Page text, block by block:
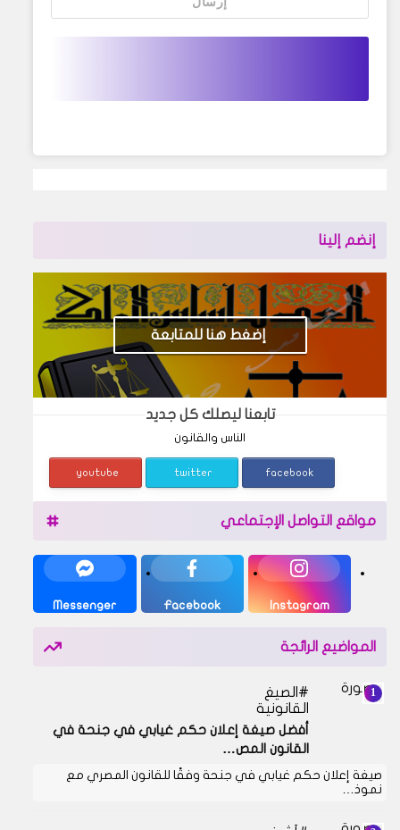
إنضم إلينا
إضغط هنا للمتابعة
تابعنا ليصلك كل جديد
الناس والقانون
facebook
twitter
youtube
مواقع التواصل الإجتماعي
Instagram
Facebook
Messenger
المواضيع الرائجة
الصيغ
القانونية
أفضل صيغة إعلان حكم غيابي في جنحة في
القانون المص…
صيغة إعلان حكم غيابي في جنحة وفقًا للقانون المصري مع
نموذ…